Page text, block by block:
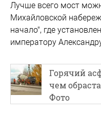
Лучше всего мост
Михайловской
начало", где
императору
Горячий
чем
Фото